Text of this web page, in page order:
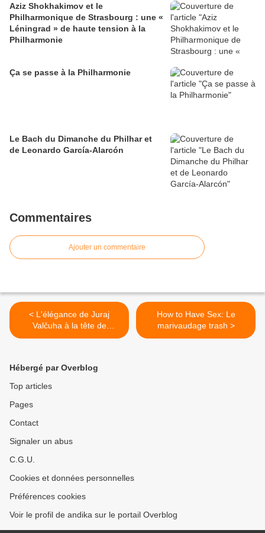
Aziz Shokhakimov et le
Philharmonique de Strasbourg : une «
Léningrad » de haute tension à la
Philharmonie
Ça se passe à la Philharmonie
Le Bach du Dimanche du Philhar et
de Leonardo García-Alarcón
Commentaires
Ajouter un commentaire
< L'élégance de Juraj
Valčuha à la tête de
l'Orchestre National de
How to Have Sex: Le
marivaudage trash >
Hébergé par Overblog
Top articles
Pages
Contact
Signaler un abus
C.G.U.
Cookies et données personnelles
Préférences cookies
Voir le profil de andika sur le portail Overblog